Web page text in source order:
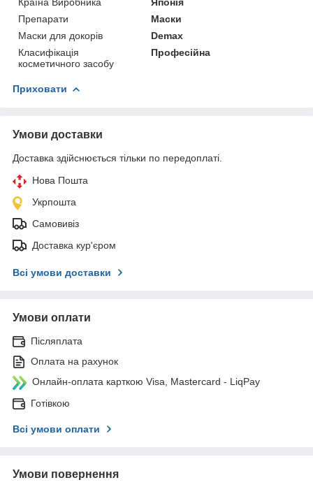
Препарати
Маски
Маски для докорів
Demax
Класифікація
косметичного засобу
Професійна
Приховати
Умови доставки
Доставка здійснюється тільки по передоплаті.
Нова Пошта
Укрпошта
Самовивіз
Доставка кур'єром
Всі умови доставки
Умови оплати
Післяплата
Оплата на рахунок
Онлайн-оплата карткою Visa, Mastercard - LiqPay
Готівкою
Всі умови оплати
Умови повернення